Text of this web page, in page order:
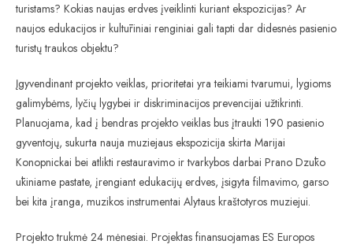
turistams? Kokias naujas erdves įveiklinti kuriant ekspozicijas? Ar
naujos edukacijos ir kultūriniai renginiai gali tapti dar didesnės pasienio
turistų traukos objektu?
Įgyvendinant projekto veiklas, prioritetai yra teikiami tvarumui, lygioms
galimybėms, lyčių lygybei ir diskriminacijos prevencijai užtikrinti.
Planuojama, kad į bendras projekto veiklas bus įtraukti 190 pasienio
gyventojų, sukurta nauja muziejaus ekspozicija skirta Marijai
Konopnickai bei atlikti restauravimo ir tvarkybos darbai Prano Dzūko
ūkiniame pastate, įrengiant edukacijų erdves, įsigyta filmavimo, garso
bei kita įranga, muzikos instrumentai Alytaus kraštotyros muziejui.
Projekto trukmė 24 mėnesiai. Projektas finansuojamas ES Europos